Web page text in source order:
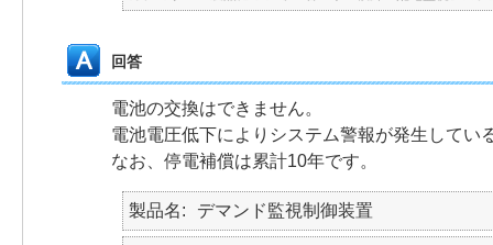
回答
電池の交換はできません。
電池電圧低下によりシステム警報が発生してい
なお、停電補償は累計10年です。
製品名 デマンド監視制御装置